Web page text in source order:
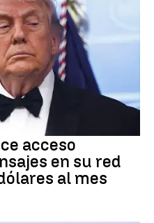
acceso
en su red
al mes